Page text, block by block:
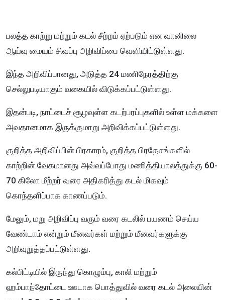
பலத்த காற்று மற்றும் கடல் சீற்றம் ஏற்படும் என வானிலை
ஆய்வு மையம் சிவப்பு அறிவிப்பை வெளியிட்டுள்ளது.
இந்த அறிவிப்பானது, அடுத்த 24 மணிநேரத்திற்கு
செல்லுபடியாகும் வகையில் விடுக்கப்பட்டுள்ளது.
இதன்படி, நாட்டைச் சூழவுள்ள கடற்பரப்புகளில் உள்ள மக்களை
அவதானமாக இருக்குமாறு அறிவிக்கப்பட்டுள்ளது.
குறித்த அறிவிப்பின் பிரகாரம், குறித்த பிரதேசங்களில்
காற்றின் வேகமானது அவ்வப்போது மணித்தியாலத்துக்கு 60-
70 கிலோ மீற்றர் வரை அதிகரித்து கடல் மிகவும்
கொந்தளிப்பாக காணப்படும்.
மேலும், மறு அறிவிப்பு வரும் வரை கடலில் பயணம் செய்ய
வேண்டாம் என்றும் மீனவர்கள் மற்றும் மீனவர்களுக்கு
அறிவுறுத்தப்பட்டுள்ளது.
கல்பிட்டியில் இருந்து கொழும்பு, காலி மற்றும்
ஹம்பாந்தோட்டை ஊடாக பொத்துவில் வரை கடல் அலையின்